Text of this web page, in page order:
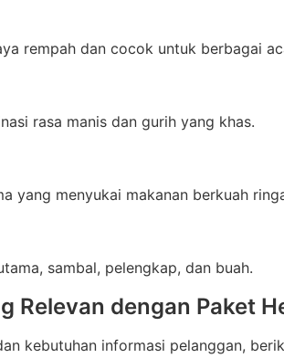
rempah dan cocok untuk berbagai
rasa manis dan gurih yang khas.
yang menyukai makanan berkuah
sambal, pelengkap, dan buah.
Relevan dengan Paket
kebutuhan informasi pelanggan,